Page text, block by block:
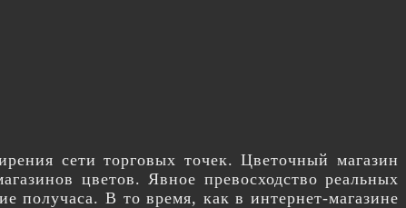
сети торговых точек. Цветочный магазин
цветов. Явное превосходство реальных
получаса. В то время, как в интернет-магазине